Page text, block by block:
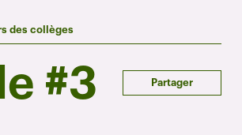
des collèges
Partager
#3